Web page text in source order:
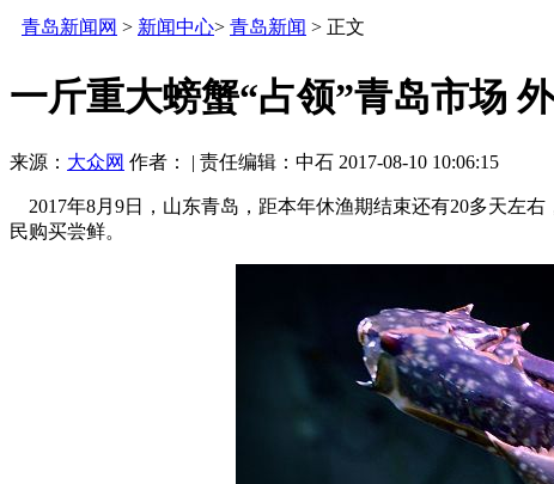
青岛新闻网 > 新闻中心> 青岛新闻 > 正文
一斤重大螃蟹“占领”青岛市场
来源： 大众网 作者： | 责任编辑：中石 2017-08-10 10:06:15
2017年8月9日，山东青岛，距本年休渔期结束还有20多天左
民购买尝鲜。